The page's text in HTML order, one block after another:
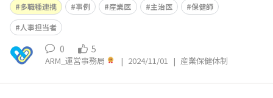
多職種連携 事例 産業医 主治医
保健師
人事担当者
0 5
ARM_運営事務局 | 2024/11/01 | 産業保健体制